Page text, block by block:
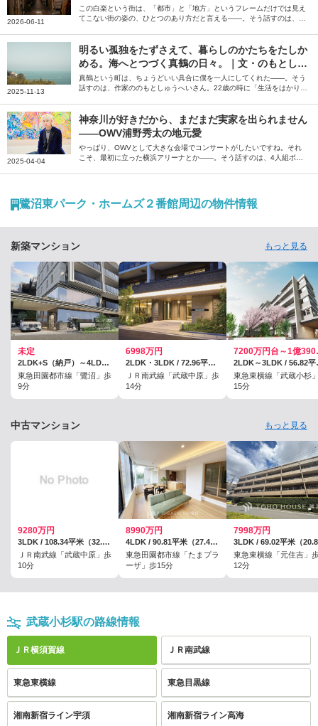
2026-06-11
池真幸
この白楽という街は、「都市」と「地方」というフレームだけでは見え
てこない街の姿の、ひとつのあり方だと言える――。そう話すのは、編
2025-11-13
明るい孤独をたずさえて、暮らしのかたちをたしか
める。海へとつづく真鶴の日々。｜文・のもとしゅ
うへい（作家）
真鶴という町は、ちょうどいい具合に僕を一人にしてくれた――。そう
話すのは、作家ののもとしゅうへいさん。22歳の時に「生活をはかりな
2025-04-04
神奈川が好きだから、まだまだ実家を出られません
――OWV浦野秀太の地元愛
やっぱり、OWVとして大きな会場でコンサートがしたいですね。それ
こそ、最初に立った横浜アリーナとか――。そう話すのは、4人組ボー
鷺沼東パーク・ホームズ２番館周辺の物件情報
新築マンション もっと見る
未定
2LDK+S（納戸）～4LDK / 68.56平米～90.97平米
東急田園都市線「鷺沼」歩
9分
6998万円
2LDK・3LDK / 72.96平米・76.8平米
ＪＲ南武線「武蔵中原」歩
14分
東急東横線「武蔵小杉
15分
中古マンション もっと見る
9280万円
3LDK / 108.34平米（32.77坪）（壁芯）
ＪＲ南武線「武蔵中原」歩
10分
8990万円
4LDK / 90.81平米（27.46坪）（壁芯）
東急田園都市線「たまプラ
ーザ」歩15分
7998万円
東急東横線「元住吉」
12分
武蔵小杉駅の路線情報
ＪＲ横須賀線 ＪＲ南武線
東急東横線 東急目黒線
湘南新宿ライン宇須 湘南新宿ライン高海